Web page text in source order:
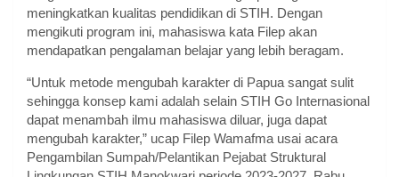
meningkatkan kualitas pendidikan di STIH. Dengan
mengikuti program ini, mahasiswa kata Filep akan
mendapatkan pengalaman belajar yang lebih beragam.
“Untuk metode mengubah karakter di Papua sangat sulit
sehingga konsep kami adalah selain STIH Go Internasional
dapat menambah ilmu mahasiswa diluar, juga dapat
mengubah karakter,” ucap Filep Wamafma usai acara
Pengambilan Sumpah/Pelantikan Pejabat Struktural